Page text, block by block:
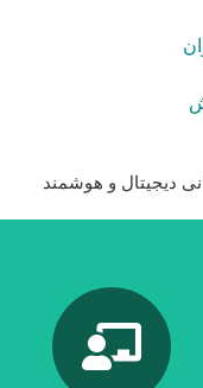
دیجیتال و هوشمند